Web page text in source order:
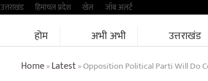
उत्तराखंड हिमांचल प्रदेश खेल जॉब अलर्ट
होम अभी अभी उत्तराखंड
Home»Latest»Opposition Political Parti Will Do